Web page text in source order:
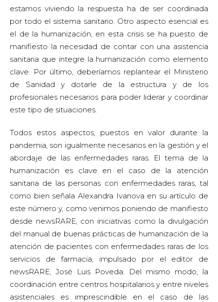
estamos viviendo la respuesta ha de ser coordinada
por todo el sistema sanitario. Otro aspecto esencial es
el de la humanización, en esta crisis se ha puesto de
manifiesto la necesidad de contar con una asistencia
sanitaria que integre la humanización como elemento
clave. Por último, deberíamos replantear el Ministerio
de Sanidad y dotarle de la estructura y de los
profesionales necesarios para poder liderar y coordinar
este tipo de situaciones.
Todos estos aspectos, puestos en valor durante la
pandemia, son igualmente necesarios en la gestión y el
abordaje de las enfermedades raras. El tema de la
humanización es clave en el caso de la atención
sanitaria de las personas con enfermedades raras, tal
como bien señala Alexandra Ivanova en su artículo de
este número y, como venimos poniendo de manifiesto
desde newsRARE, con iniciativas como la divulgación
del manual de buenas prácticas de humanización de la
atención de pacientes con enfermedades raras de los
servicios de farmacia, impulsado por el editor de
newsRARE, José Luis Poveda. Del mismo modo, la
coordinación entre centros hospitalarios y entre niveles
asistenciales es imprescindible en el caso de las